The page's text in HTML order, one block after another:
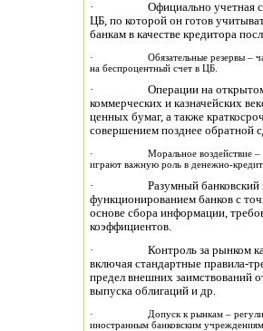
· Официально учетная
ЦБ, по которой он готов
банкам в качестве кредитора
· Обязательные резервы – часть
на беспроцентный счет в ЦБ.
· Операции на открытом
коммерческих и казначейских
ценных бумаг, а также
совершением позднее обратной
· Моральное воздействие –
играют важную роль в денежно-
· Разумный банковский
функционированием банков с
основе сбора информации,
коэффициентов.
· Контроль за рынком
включая стандартные правила-
предел внешних заимствований
выпуска облигаций и др.
· Допуск к рынкам –
иностранным банковским